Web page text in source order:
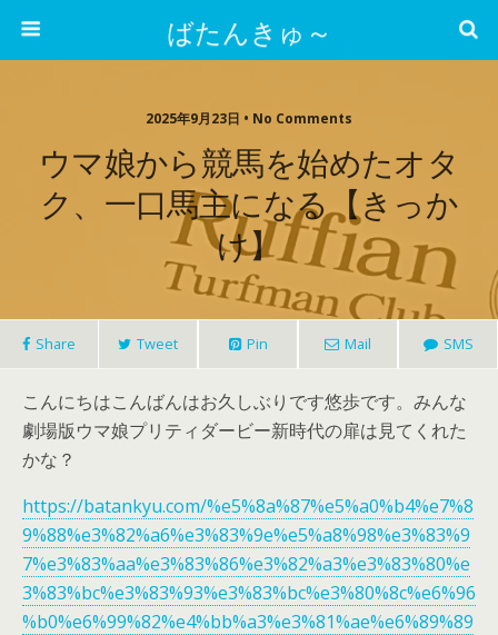
ばたんきゅ～
2025年9月23日 • No Comments
ウマ娘から競馬を始めたオタ
ク、一口馬主になる【きっか
け】
Share Tweet Pin Mail SMS
こんにちはこんばんはお久しぶりです悠歩です。みんな
劇場版ウマ娘プリティダービー新時代の扉は見てくれた
かな？
https://batankyu.com/%e5%8a%87%e5%a0%b4%e7%8
9%88%e3%82%a6%e3%83%9e%e5%a8%98%e3%83%9
7%e3%83%aa%e3%83%86%e3%82%a3%e3%83%80%e
3%83%bc%e3%83%93%e3%83%bc%e3%80%8c%e6%96
%b0%e6%99%82%e4%bb%a3%e3%81%ae%e6%89%89